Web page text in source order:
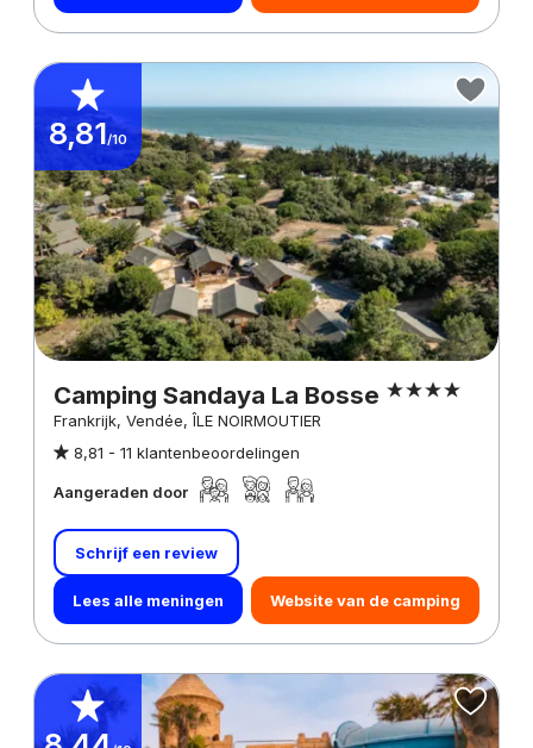
8,81/10
Camping Sandaya La Bosse
Frankrijk, Vendée, ÎLE NOIRMOUTIER
8,81 - 11 klantenbeoordelingen
Aangeraden door
Schrijf een review
Lees alle meningen Website van de camping